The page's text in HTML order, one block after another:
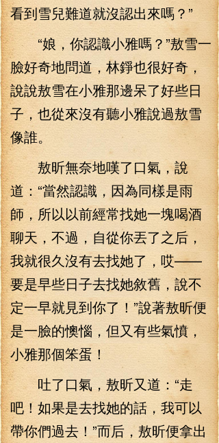
看到雪兒難道就沒認出來嗎？”
“娘，你認識小雅嗎？”敖雪一
臉好奇地問道，林錚也很好奇，
說說敖雪在小雅那邊呆了好些日
子，也從來沒有聽小雅說過敖雪
像誰。
敖昕無奈地嘆了口氣，說
道：“當然認識，因為同樣是雨
師，所以以前經常找她一塊喝酒
聊天，不過，自從你丟了之后，
我就很久沒有去找她了，哎——
要是早些日子去找她敘舊，說不
定一早就見到你了！”說著敖昕便
是一臉的懊惱，但又有些氣憤，
小雅那個笨蛋！
吐了口氣，敖昕又道：“走
吧！如果是去找她的話，我可以
帶你們過去！”而后，敖昕便拿出